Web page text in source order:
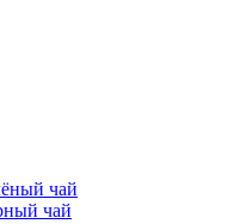
чай
чай